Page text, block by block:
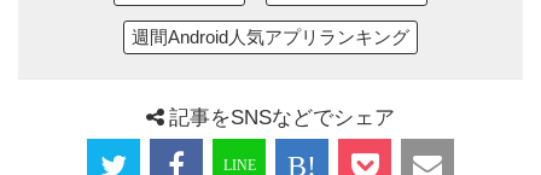
週間Android人気アプリランキング
記事をSNSなどでシェア